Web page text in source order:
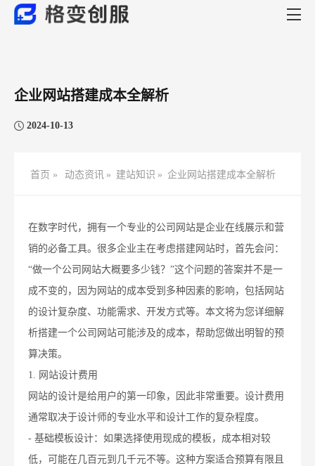
企业网站搭建成本全解析
2024-10-13
首页 » 动态资讯 » 建站知识 » 企业网站搭建成本全解析
在数字时代，拥有一个专业的公司网站是企业在线展示和营
销的必备工具。很多企业主在考虑搭建网站时，首先会问：
“做一个公司网站大概要多少钱？”这个问题的答案并不是一
成不变的，因为网站的成本受到多种因素的影响，包括网站
的设计复杂度、功能需求、开发方式等。本文将为您详细解
析搭建一个公司网站可能涉及的成本，帮助您做出明智的预
算决策。
1. 网站设计费用
网站的设计是给用户的第一印象，因此非常重要。设计费用
通常取决于设计师的专业水平和设计工作的复杂程度。
- 基础模板设计：如果选择使用现成的模板，成本相对较
低，可能在几百元到几千元不等。这种方案适合预算有限且